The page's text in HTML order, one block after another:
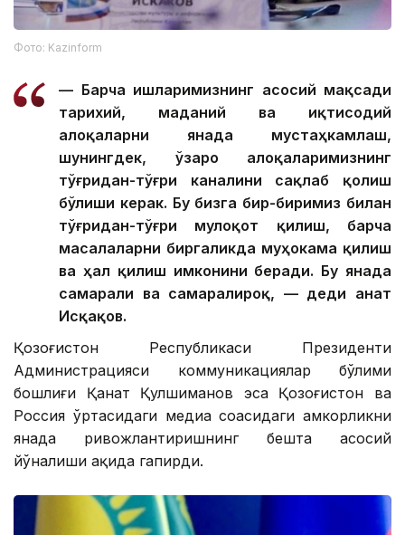
Фото: Kazinform
— Барча ишларимизнинг асосий мақсади
тарихий, маданий ва иқтисодий
алоқаларни янада мустаҳкамлаш,
шунингдек, ўзаро алоқаларимизнинг
тўғридан-тўғри каналини сақлаб қолиш
бўлиши керак. Бу бизга бир-биримиз билан
тўғридан-тўғри мулоқот қилиш, барча
масалаларни биргаликда муҳокама қилиш
ва ҳал қилиш имконини беради. Бу янада
самарали ва самаралироқ, — деди Қанат
Исқақов.
Қозоғистон Республикаси Президенти
Администрацияси коммуникациялар бўлими
бошлиғи Қанат Қулшиманов эса Қозоғистон ва
Россия ўртасидаги медиа соҳасидаги ҳамкорликни
янада ривожлантиришнинг бешта асосий
йўналиши ҳақида гапирди.